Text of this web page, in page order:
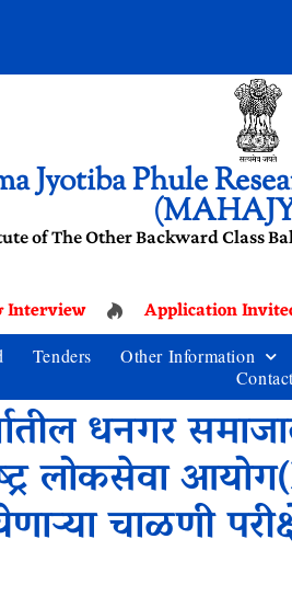
Jyotiba Phule
of The Other Backward Class
Application
Tenders Other Information
धनगर
लोकसेवा
चाळणी